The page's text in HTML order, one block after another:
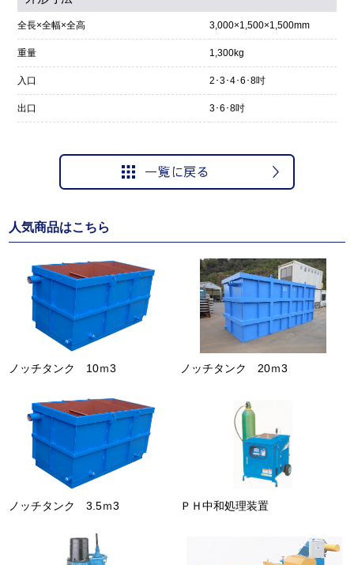
全長×全幅×全高 3,000×1,500×1,500mm
重量 1,300kg
入口 2･3･4･6･8吋
出口 3･6･8吋
人気商品はこちら
ノッチタンク 10ｍ3 ノッチタンク 20ｍ3
ノッチタンク 3.5ｍ3 ＰＨ中和処理装置